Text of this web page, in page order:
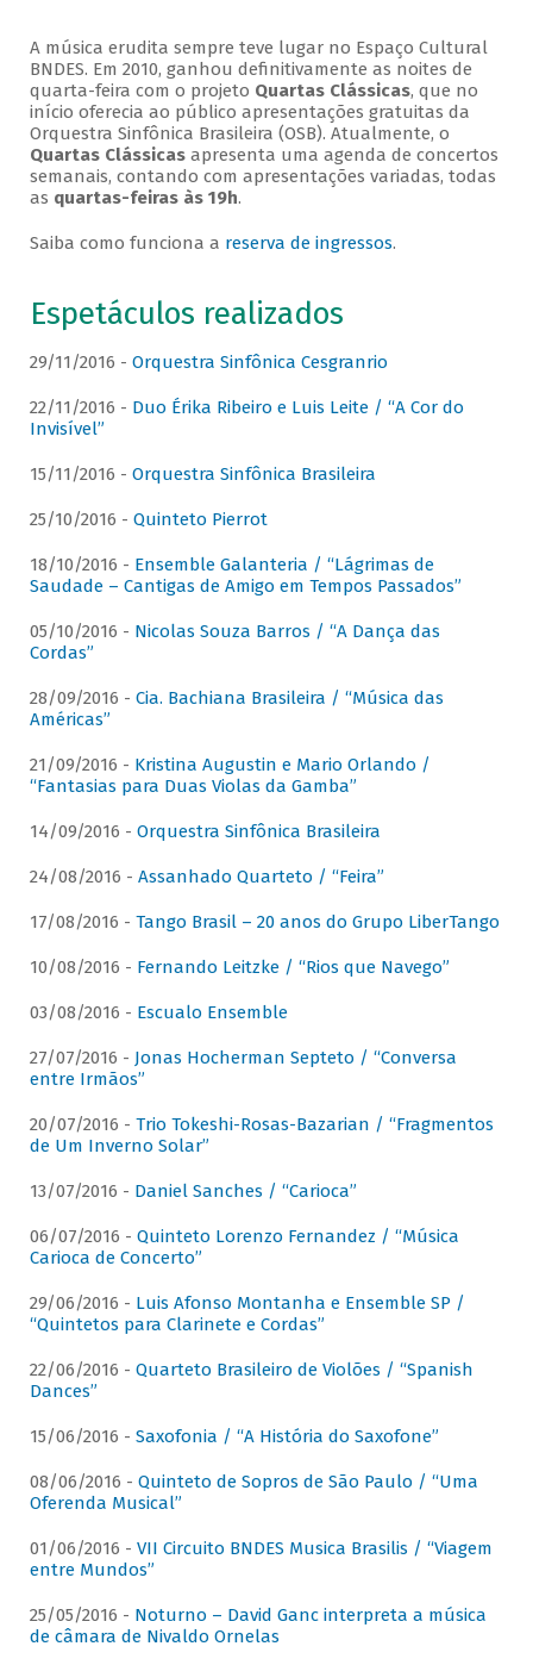
A música erudita sempre teve lugar no Espaço Cultural
BNDES. Em 2010, ganhou definitivamente as noites de
quarta-feira com o projeto Quartas Clássicas, que no
início oferecia ao público apresentações gratuitas da
Orquestra Sinfônica Brasileira (OSB). Atualmente, o
Quartas Clássicasapresenta uma agenda de concertos
semanais, contando com apresentações variadas, todas
as quartas-feiras às 19h.
Saiba como funciona a reserva de ingressos.
Espetáculos realizados
29/11/2016 - Orquestra Sinfônica Cesgranrio
22/11/2016 - Duo Érika Ribeiro e Luis Leite / “A Cor do
Invisível”
15/11/2016 - Orquestra Sinfônica Brasileira
25/10/2016 - Quinteto Pierrot
18/10/2016 - Ensemble Galanteria / “Lágrimas de
Saudade – Cantigas de Amigo em Tempos Passados”
05/10/2016 - Nicolas Souza Barros / “A Dança das
Cordas”
28/09/2016 - Cia. Bachiana Brasileira / “Música das
Américas”
21/09/2016 - Kristina Augustin e Mario Orlando /
“Fantasias para Duas Violas da Gamba”
14/09/2016 - Orquestra Sinfônica Brasileira
24/08/2016 - Assanhado Quarteto / “Feira”
17/08/2016 - Tango Brasil – 20 anos do Grupo LiberTango
10/08/2016 - Fernando Leitzke / “Rios que Navego”
03/08/2016 - Escualo Ensemble
27/07/2016 - Jonas Hocherman Septeto / “Conversa
entre Irmãos”
20/07/2016 - Trio Tokeshi-Rosas-Bazarian / “Fragmentos
de Um Inverno Solar”
13/07/2016 - Daniel Sanches / “Carioca”
06/07/2016 - Quinteto Lorenzo Fernandez / “Música
Carioca de Concerto”
29/06/2016 - Luis Afonso Montanha e Ensemble SP /
“Quintetos para Clarinete e Cordas”
22/06/2016 - Quarteto Brasileiro de Violões / “Spanish
Dances”
15/06/2016 - Saxofonia / “A História do Saxofone”
08/06/2016 - Quinteto de Sopros de São Paulo / “Uma
Oferenda Musical”
01/06/2016 - VII Circuito BNDES Musica Brasilis / “Viagem
entre Mundos”
25/05/2016 - Noturno – David Ganc interpreta a música
de câmara de Nivaldo Ornelas